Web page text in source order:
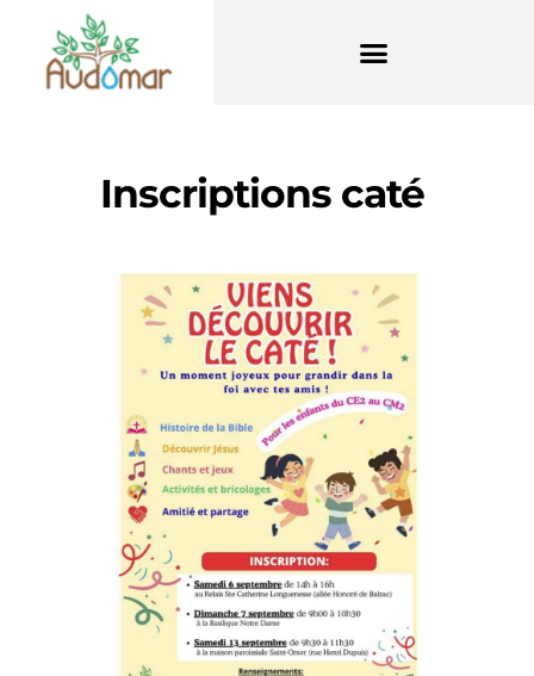
Inscriptions caté